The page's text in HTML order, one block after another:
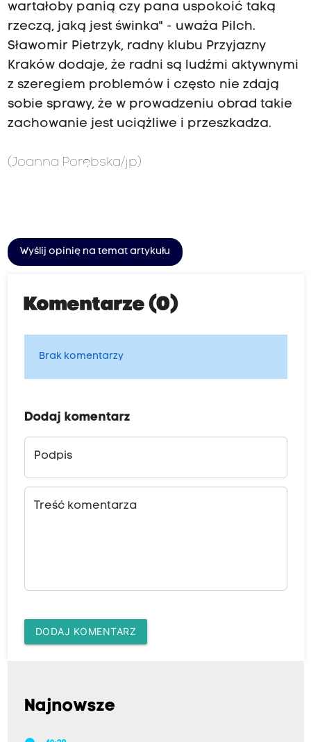
wartałoby panią czy pana uspokoić taką
rzeczą, jaką jest świnka" - uważa Pilch.
Sławomir Pietrzyk, radny klubu Przyjazny
Kraków dodaje, że radni są ludźmi aktywnymi
z szeregiem problemów i często nie zdają
sobie sprawy, że w prowadzeniu obrad takie
zachowanie jest uciążliwe i przeszkadza.
(Joanna Porębska/jp)
Wyślij opinię na temat artykułu
Komentarze (0)
Brak komentarzy
Dodaj komentarz
Podpis
Treść komentarza
DODAJ KOMENTARZ
Najnowsze